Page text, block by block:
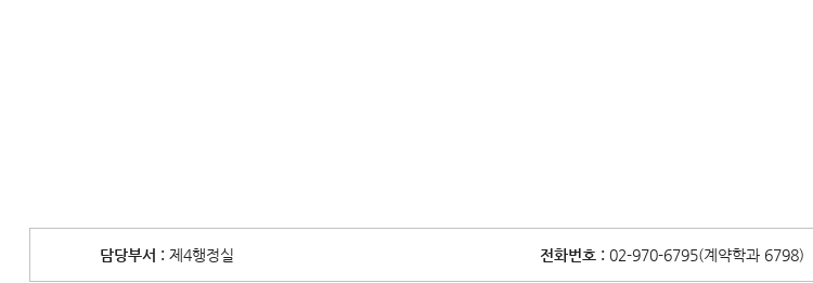
담당부서 : 제4행정실 전화번호 : 02-970-6795(계약학과 6798)